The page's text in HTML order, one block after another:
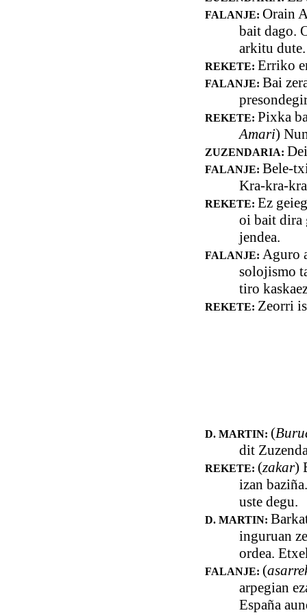
FALANJE: Orain
bait dago.
arkitu dute.
REKETE: Erriko
FALANJE: Bai
REKETE: Pixka
Amari)
ZUZENDARIA:
FALANJE: Bele-
Kra-kra-
REKETE: Ez
oi bait dira
jendea.
FALANJE: Aguro
solojismo
tiro
REKETE: Zeorri
D. MARTIN: (
dit
REKETE: (zakar)
izan
uste degu.
D. MARTIN:
inguruan
ordea.
FALANJE: (
arpegian
España